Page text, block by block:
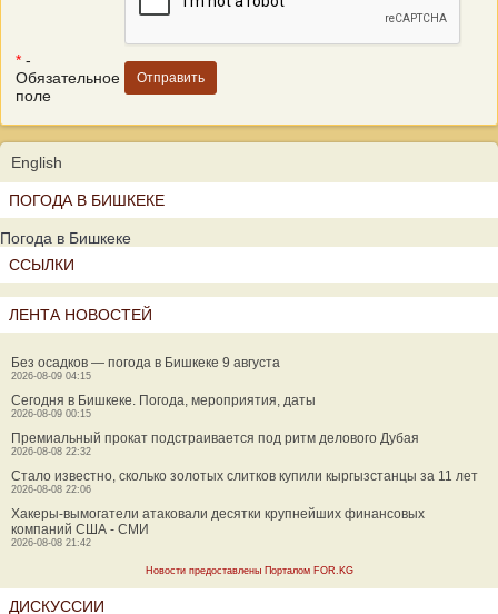
* -
Обязательное
поле
English
ПОГОДА В БИШКЕКЕ
Погода в Бишкеке
ССЫЛКИ
ЛЕНТА НОВОСТЕЙ
Без осадков — погода в Бишкеке 9 августа
2026-08-09 04:15
Сегодня в Бишкеке. Погода, мероприятия, даты
2026-08-09 00:15
Премиальный прокат подстраивается под ритм делового Дубая
2026-08-08 22:32
Стало известно, сколько золотых слитков купили кыргызстанцы за 11 лет
2026-08-08 22:06
Хакеры-вымогатели атаковали десятки крупнейших финансовых
компаний США - СМИ
2026-08-08 21:42
Новости предоставлены Порталом FOR.KG
ДИСКУССИИ